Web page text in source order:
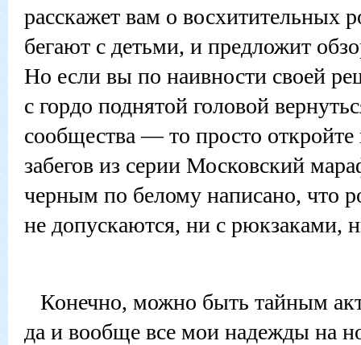
расскажет вам о восхитительных
бегают с детьми, и предложит
Но если вы по наивности своей
с гордо поднятой головой
сообщества — то просто
забегов из серии Московский
черным по белому написано, что
не допускаются, ни с рюкзаками,
Конечно, можно быть тайным
да и вообще все мои надежды на